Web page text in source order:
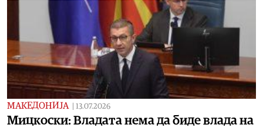
МАКЕДОНИЈА 13.07.2026
Мицкоски: Владата нема да биде влада на